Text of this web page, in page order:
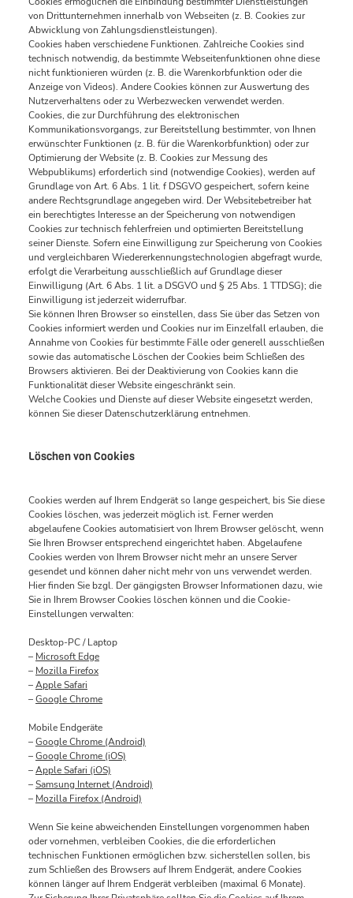
von Drittunternehmen innerhalb von Webseiten (z. B. Cookies zur
Abwicklung von Zahlungsdienstleistungen).
Cookies haben verschiedene Funktionen. Zahlreiche Cookies sind
technisch notwendig, da bestimmte Webseitenfunktionen ohne diese
nicht funktionieren würden (z. B. die Warenkorbfunktion oder die
Anzeige von Videos). Andere Cookies können zur Auswertung des
Nutzerverhaltens oder zu Werbezwecken verwendet werden.
Cookies, die zur Durchführung des elektronischen
Kommunikationsvorgangs, zur Bereitstellung bestimmter, von Ihnen
erwünschter Funktionen (z. B. für die Warenkorbfunktion) oder zur
Optimierung der Website (z. B. Cookies zur Messung des
Webpublikums) erforderlich sind (notwendige Cookies), werden auf
Grundlage von Art. 6 Abs. 1 lit. f DSGVO gespeichert, sofern keine
andere Rechtsgrundlage angegeben wird. Der Websitebetreiber hat
ein berechtigtes Interesse an der Speicherung von notwendigen
Cookies zur technisch fehlerfreien und optimierten Bereitstellung
seiner Dienste. Sofern eine Einwilligung zur Speicherung von Cookies
und vergleichbaren Wiedererkennungstechnologien abgefragt wurde,
erfolgt die Verarbeitung ausschließlich auf Grundlage dieser
Einwilligung (Art. 6 Abs. 1 lit. a DSGVO und § 25 Abs. 1 TTDSG); die
Einwilligung ist jederzeit widerrufbar.
Sie können Ihren Browser so einstellen, dass Sie über das Setzen von
Cookies informiert werden und Cookies nur im Einzelfall erlauben, die
Annahme von Cookies für bestimmte Fälle oder generell ausschließen
sowie das automatische Löschen der Cookies beim Schließen des
Browsers aktivieren. Bei der Deaktivierung von Cookies kann die
Funktionalität dieser Website eingeschränkt sein.
Welche Cookies und Dienste auf dieser Website eingesetzt werden,
können Sie dieser Datenschutzerklärung entnehmen.
Löschen von Cookies
Cookies werden auf Ihrem Endgerät so lange gespeichert, bis Sie diese
Cookies löschen, was jederzeit möglich ist. Ferner werden
abgelaufene Cookies automatisiert von Ihrem Browser gelöscht, wenn
Sie Ihren Browser entsprechend eingerichtet haben. Abgelaufene
Cookies werden von Ihrem Browser nicht mehr an unsere Server
gesendet und können daher nicht mehr von uns verwendet werden.
Hier finden Sie bzgl. Der gängigsten Browser Informationen dazu, wie
Sie in Ihrem Browser Cookies löschen können und die Cookie-
Einstellungen verwalten:
Desktop-PC / Laptop
– Microsoft Edge
– Mozilla Firefox
–Apple Safari
–Google Chrome
Mobile Endgeräte
–Google Chrome (Android)
–Google Chrome (iOS)
–Apple Safari (iOS)
–Samsung Internet (Android)
– Mozilla Firefox (Android)
Wenn Sie keine abweichenden Einstellungen vorgenommen haben
oder vornehmen, verbleiben Cookies, die die erforderlichen
technischen Funktionen ermöglichen bzw. sicherstellen sollen, bis
zum Schließen des Browsers auf Ihrem Endgerät, andere Cookies
können länger auf Ihrem Endgerät verbleiben (maximal 6 Monate).